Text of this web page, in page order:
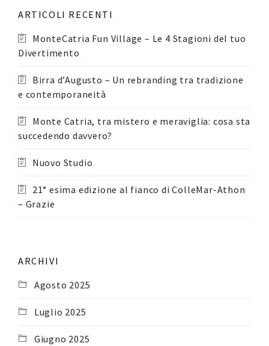
ARTICOLI RECENTI
MonteCatria Fun Village – Le 4 Stagioni del tuo
Divertimento
Birra d’Augusto – Un rebranding tra tradizione
e contemporaneità
Monte Catria, tra mistero e meraviglia: cosa sta
succedendo davvero?
Nuovo Studio
21° esima edizione al fianco di ColleMar-Athon
– Grazie
ARCHIVI
Agosto 2025
Luglio 2025
Giugno 2025